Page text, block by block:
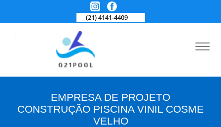
(21) 4141-4409
EMPRESA DE PROJETO
CONSTRUÇÃO PISCINA VINIL COSME
VELHO